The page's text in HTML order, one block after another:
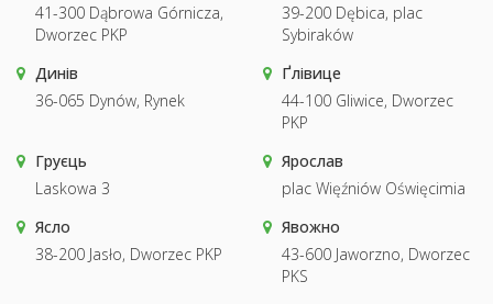
41-300 Dąbrowa Górnicza,
Dworzec PKP
39-200 Dębica, plac
Sybiraków
Динів
36-065 Dynów, Rynek
Ґлівице
44-100 Gliwice, Dworzec
PKP
Груєць
Laskowa 3
Ярослав
plac Więźniów Oświęcimia
Ясло
38-200 Jasło, Dworzec PKP
Явожно
43-600 Jaworzno, Dworzec
PKS